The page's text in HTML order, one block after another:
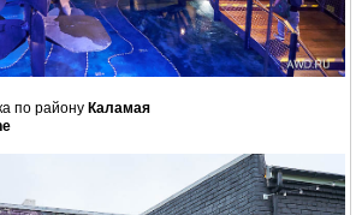
по району Каламая